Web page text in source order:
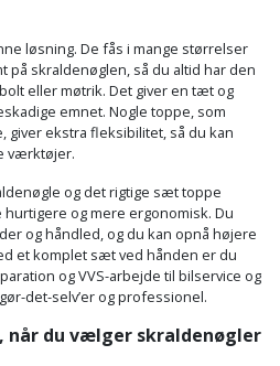
løsning. De fås i mange størrelser
på skraldenøglen, så du altid har den
eller møtrik. Det giver en tæt og
emnet. Nogle toppe, som
giver ekstra fleksibilitet, så du kan
værktøjer.
og det rigtige sæt toppe
og mere ergonomisk. Du
og håndled, og du kan opnå højere
et komplet sæt ved hånden er du
og VVS-arbejde til bilservice og
det-selv’er og professionel.
når du vælger skraldenøgler